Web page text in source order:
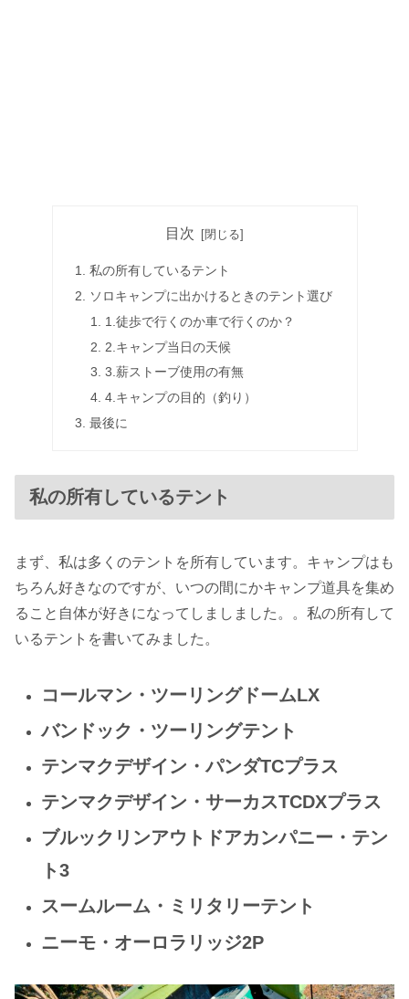
目次
私の所有しているテント
ソロキャンプに出かけるときのテント選び
1.徒歩で行くのか車で行くのか？
2.キャンプ当日の天候
3.薪ストーブ使用の有無
4.キャンプの目的（釣り）
最後に
私の所有しているテント
まず、私は多くのテントを所有しています。キャンプはも
ちろん好きなのですが、いつの間にかキャンプ道具を集め
ること自体が好きになってしましました。。私の所有して
いるテントを書いてみました。
コールマン・ツーリングドームLX
バンドック・ツーリングテント
テンマクデザイン・パンダTCプラス
テンマクデザイン・サーカスTCDXプラス
ブルックリンアウトドアカンパニー・テン
ト3
スームルーム・ミリタリーテント
ニーモ・オーロラリッジ2P